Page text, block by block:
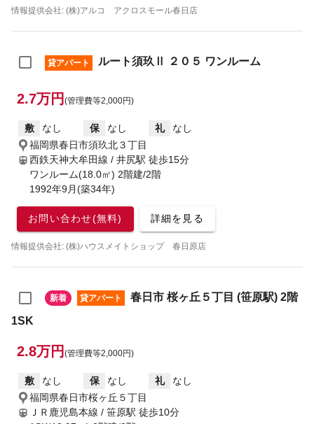
情報提供会社: (株)アルコ アクロスモール春日店
貸アパート ルート須玖Ⅱ ２０５ ワンルーム
2.7万円 (管理費等2,000円)
敷 なし 保 なし 礼
なし
福岡県春日市須玖北３丁目
西鉄天神大牟田線 / 井尻駅 徒歩15分
ワンルーム(18.0㎡) 2階建/2階
1992年9月(築34年)
お問い合わせ(無料) 詳細を見る
情報提供会社: (株)ハウスメイトショップ 春日原店
新着 貸アパート
春日市 桜ヶ丘５丁目 (笹原駅) 2階
1SK
2.8万円 (管理費等2,000円)
敷 なし 保 なし 礼
なし
福岡県春日市桜ヶ丘５丁目
ＪＲ鹿児島本線 / 笹原駅 徒歩10分